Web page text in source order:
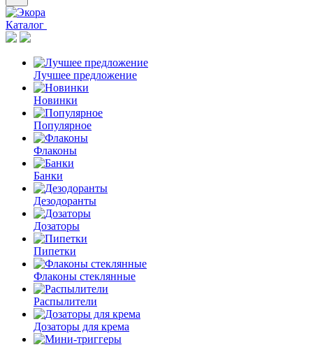
Каталог
Лучшее предложение
Новинки
Популярное
Флаконы
Банки
Дезодоранты
Дозаторы
Пипетки
Флаконы стеклянные
Распылители
Дозаторы для крема